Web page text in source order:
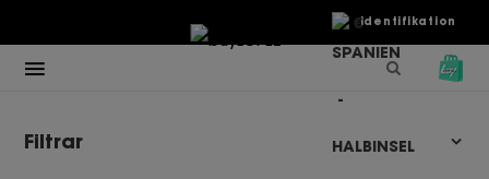
Identifikation
€
Filtrar